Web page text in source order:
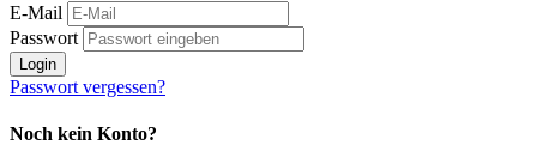
E-Mail
Passwort
Login
Passwort vergessen?
Noch kein Konto?